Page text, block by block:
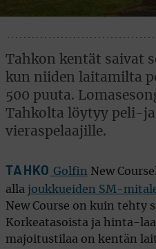
Tahkon kentät saivat
kun niiden laitamilta
500 puuta.
Tahkolta löytyy peli-
vieraspelaajille.
TAHKO Golfin New
alla joukkueiden SM-
New Course on kuin tehty
Korkeatasoista ja hinta-
majoitustilaa on kentän